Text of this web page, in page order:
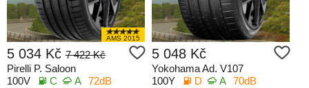
AMS 2015
5 034 Kč 7 422 Kč
Pirelli P. Saloon
100V
C A 72dB
5 048 Kč
Yokohama Ad. V107
100Y
D A 70dB